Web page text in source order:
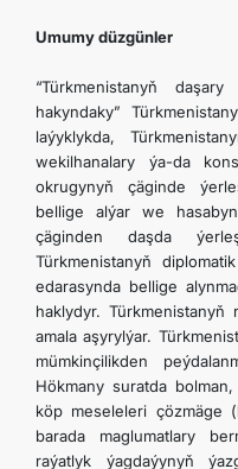
Umumy düzgünler
“Türkmenistanyň
hakyndaky”
laýyklykda,
wekilhanalary ýa-da
okrugynyň çäginde
bellige alýar we
çäginden daşda
Türkmenistanyň
edarasynda bellige
haklydyr. Türkmenistanyň
amala aşyrylýar.
mümkinçilikden
Hökmany suratda
köp meseleleri çözmäge
barada maglumatlary
raýatlyk ýagdaýynyň